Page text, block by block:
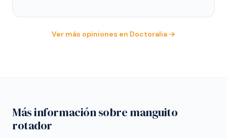
Ver más opiniones en Doctoralia →
Más información sobre manguito
rotador